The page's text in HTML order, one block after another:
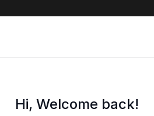
Hi, Welcome back!